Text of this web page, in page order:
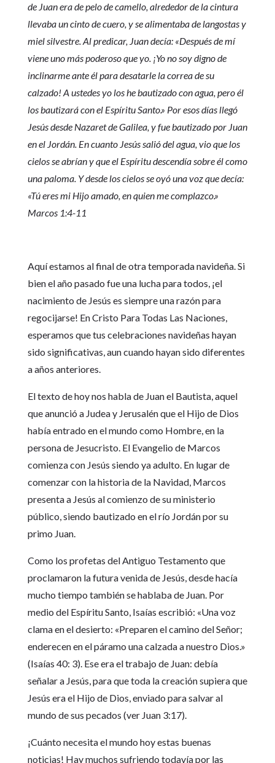
de Juan era de pelo de camello, alrededor de la cintura
llevaba un cinto de cuero, y se alimentaba de langostas y
miel silvestre. Al predicar, Juan decía: «Después de mí
viene uno más poderoso que yo. ¡Yo no soy digno de
inclinarme ante él para desatarle la correa de su
calzado! A ustedes yo los he bautizado con agua, pero él
los bautizará con el Espíritu Santo.» Por esos días llegó
Jesús desde Nazaret de Galilea, y fue bautizado por Juan
en el Jordán. En cuanto Jesús salió del agua, vio que los
cielos se abrían y que el Espíritu descendía sobre él como
una paloma. Y desde los cielos se oyó una voz que decía:
«Tú eres mi Hijo amado, en quien me complazco.»
Marcos 1:4-11
Aquí estamos al final de otra temporada navideña. Si
bien el año pasado fue una lucha para todos, ¡el
nacimiento de Jesús es siempre una razón para
regocijarse! En Cristo Para Todas Las Naciones,
esperamos que tus celebraciones navideñas hayan
sido significativas, aun cuando hayan sido diferentes
a años anteriores.
El texto de hoy nos habla de Juan el Bautista, aquel
que anunció a Judea y Jerusalén que el Hijo de Dios
había entrado en el mundo como Hombre, en la
persona de Jesucristo. El Evangelio de Marcos
comienza con Jesús siendo ya adulto. En lugar de
comenzar con la historia de la Navidad, Marcos
presenta a Jesús al comienzo de su ministerio
público, siendo bautizado en el río Jordán por su
primo Juan.
Como los profetas del Antiguo Testamento que
proclamaron la futura venida de Jesús, desde hacía
mucho tiempo también se hablaba de Juan. Por
medio del Espíritu Santo, Isaías escribió: «Una voz
clama en el desierto: «Preparen el camino del Señor;
enderecen en el páramo una calzada a nuestro Dios.»
(Isaías 40: 3). Ese era el trabajo de Juan: debía
señalar a Jesús, para que toda la creación supiera que
Jesús era el Hijo de Dios, enviado para salvar al
mundo de sus pecados (ver Juan 3:17).
¡Cuánto necesita el mundo hoy estas buenas
noticias! Hay muchos sufriendo todavía por las